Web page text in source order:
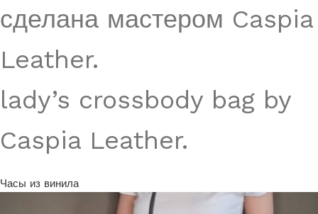
сделана мастером Caspia
Leather.
lady’s crossbody bag by
Caspia Leather.
Часы из винила